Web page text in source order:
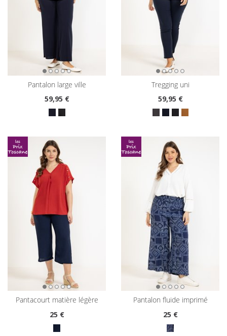
pantalon large ville
59,95 €
tregging uni
59,95 €
pantacourt matière légère
25€
pantalon fluide imprimé
25€